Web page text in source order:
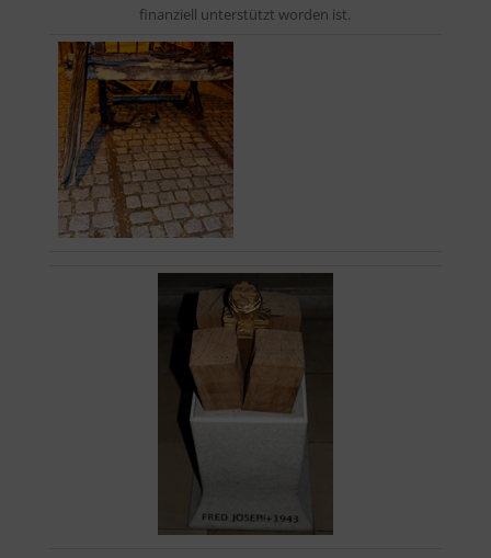
finanziell unterstützt worden ist.